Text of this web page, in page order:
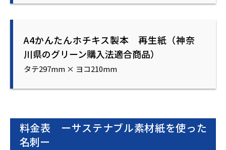
A4かんたんホチキス製本 再生紙（神奈
川県のグリーン購入法適合商品）
タテ297mm × ヨコ210mm
料金表 ーサステナブル素材紙を使った
名刺ー